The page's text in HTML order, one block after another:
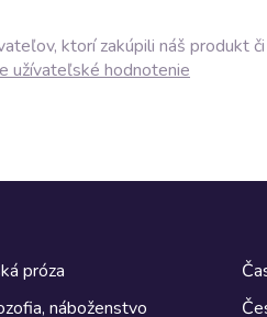
ktorí zakúpili náš produkt
užívateľské hodnotenie
próza
náboženstvo